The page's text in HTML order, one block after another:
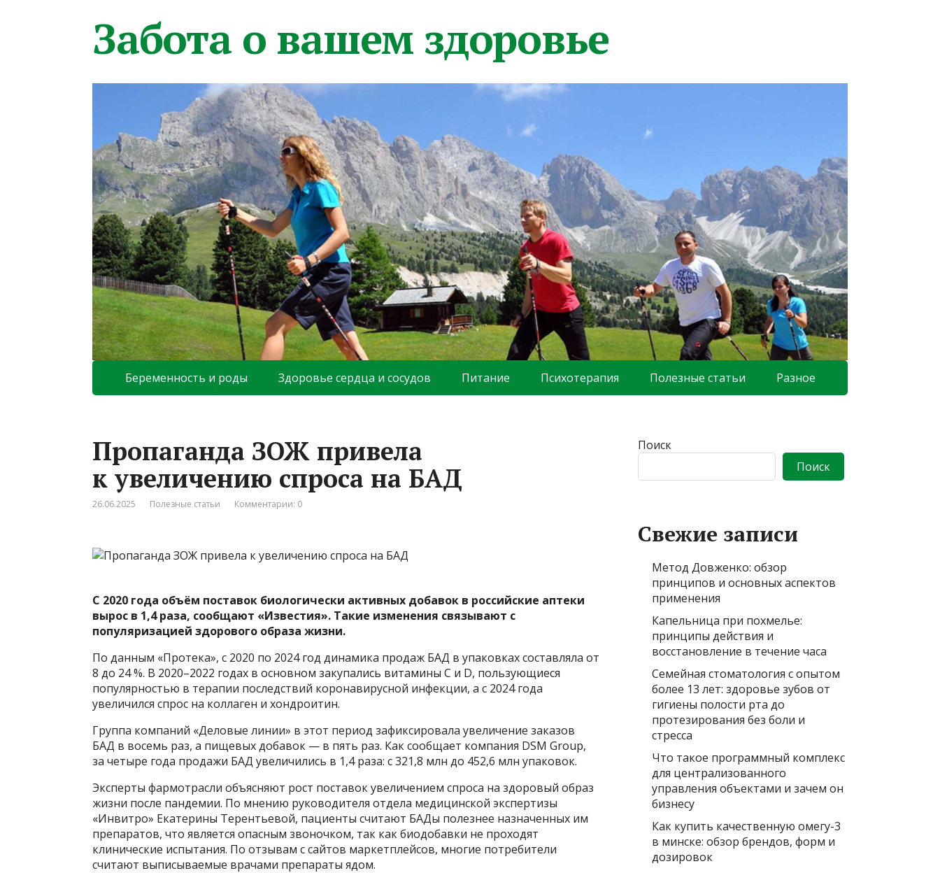
Забота о вашем здоровье
Беременность и роды Здоровье сердца и сосудов Питание Психотерапия Полезные статьи Разное
Пропаганда ЗОЖ привела
к увеличению спроса на БАД
26.06.2025 Полезные статьи Комментарии: 0
С 2020 года объём поставок биологически активных добавок в российские аптеки
вырос в 1,4 раза, сообщают «Известия». Такие изменения связывают с
популяризацией здорового образа жизни.
По данным «Протека», с 2020 по 2024 год динамика продаж БАД в упаковках составляла от
8 до 24 %. В 2020–2022 годах в основном закупались витамины C и D, пользующиеся
популярностью в терапии последствий коронавирусной инфекции, а с 2024 года
увеличился спрос на коллаген и хондроитин.
Группа компаний «Деловые линии» в этот период зафиксировала увеличение заказов
БАД в восемь раз, а пищевых добавок — в пять раз. Как сообщает компания DSM Group,
за четыре года продажи БАД увеличились в 1,4 раза: с 321,8 млн до 452,6 млн упаковок.
Эксперты фармотрасли объясняют рост поставок увеличением спроса на здоровый образ
жизни после пандемии. По мнению руководителя отдела медицинской экспертизы
«Инвитро» Екатерины Терентьевой, пациенты считают БАДы полезнее назначенных им
препаратов, что является опасным звоночком, так как биодобавки не проходят
клинические испытания. По отзывам с сайтов маркетплейсов, многие потребители
считают выписываемые врачами препараты ядом.
Поиск
Поиск
Свежие записи
Метод Довженко: обзор
принципов и основных аспектов
применения
Капельница при похмелье:
принципы действия и
восстановление в течение часа
Семейная стоматология с опытом
более 13 лет: здоровье зубов от
гигиены полости рта до
протезирования без боли и
стресса
Что такое программный комплекс
для централизованного
управления объектами и зачем он
бизнесу
Как купить качественную омегу-3
в минске: обзор брендов, форм и
дозировок